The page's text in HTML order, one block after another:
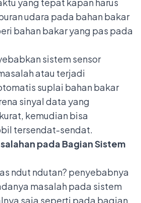
yang tepat kapan harus
udara pada bahan bakar
bahan bakar yang pas pada
sistem sensor
atau terjadi
suplai bahan bakar
sinyal data yang
kemudian bisa
tersendat-sendat.
pada Bagian Sistem
ndut ndutan? penyebabnya
masalah pada sistem
saja seperti pada bagian